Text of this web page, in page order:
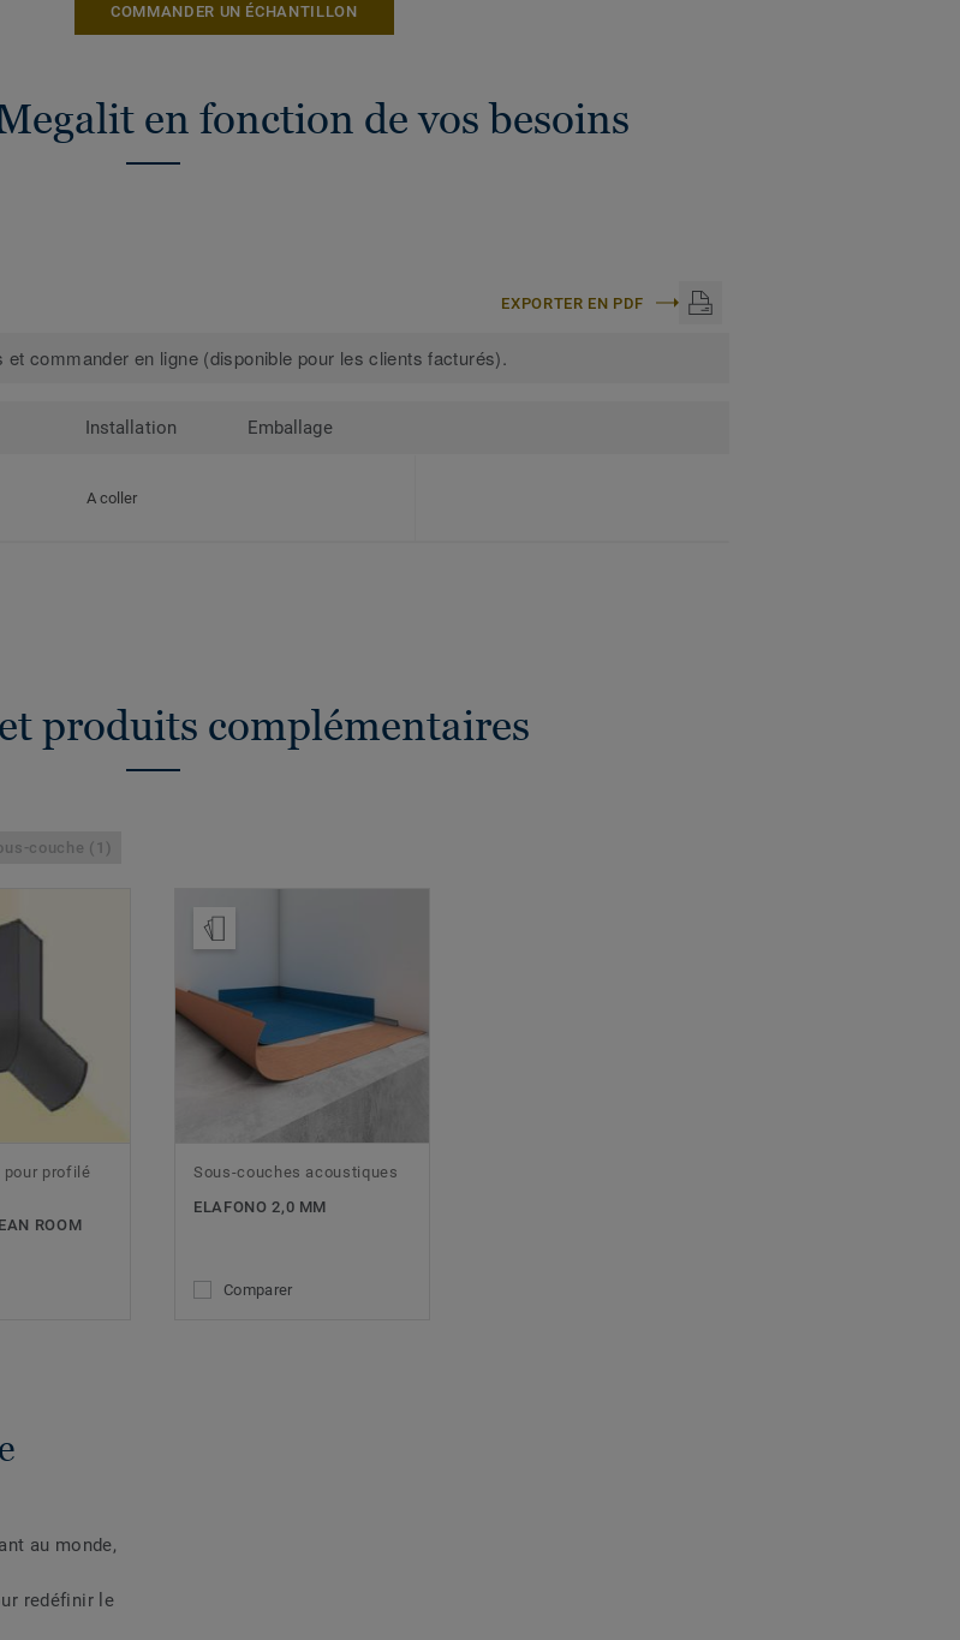
COMMANDER UN ÉCHANTILLON
en fonction de vos besoins
EXPORTER EN PDF
commander en ligne (disponible pour les clients facturés).
Installation Emballage
A coller
produits complémentaires
couche (1)
pour profilé
ROOM
Sous-couches acoustiques
ELAFONO 2,0 MM
Comparer
au monde,
redéfinir le